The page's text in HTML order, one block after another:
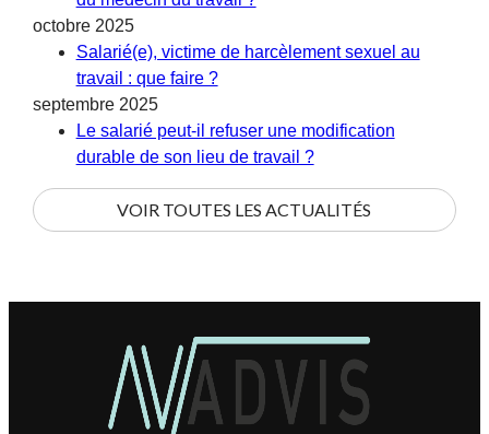
octobre 2025
Salarié(e), victime de harcèlement sexuel au
travail : que faire ?
septembre 2025
Le salarié peut-il refuser une modification
durable de son lieu de travail ?
VOIR TOUTES LES ACTUALITÉS